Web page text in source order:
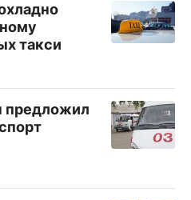
такси
предложил